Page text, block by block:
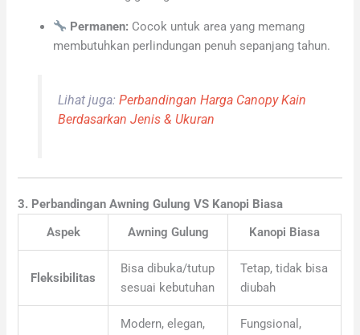
Permanen: Cocok untuk area yang memang
membutuhkan perlindungan penuh sepanjang tahun.
Lihat juga: Perbandingan Harga Canopy Kain
Berdasarkan Jenis & Ukuran
3. Perbandingan Awning Gulung VS Kanopi Biasa
Aspek
Awning Gulung Kanopi Biasa
Fleksibilitas
Bisa dibuka/tutup
sesuai kebutuhan
Tetap, tidak bisa
diubah
Modern, elegan,
Fungsional,